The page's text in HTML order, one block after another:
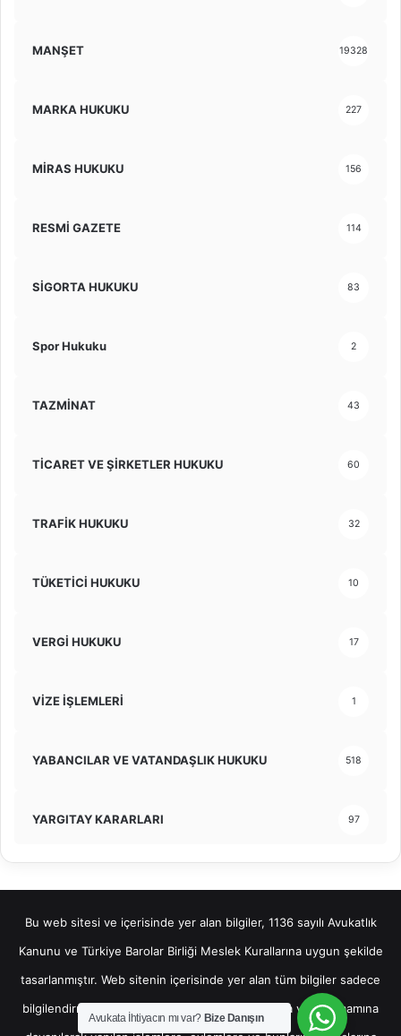
MANŞET 19328
MARKA HUKUKU 227
MİRAS HUKUKU 156
RESMİ GAZETE 114
SİGORTA HUKUKU 83
Spor Hukuku 2
TAZMİNAT 43
TİCARET VE ŞİRKETLER HUKUKU 60
TRAFİK HUKUKU 32
TÜKETİCİ HUKUKU 10
VERGİ HUKUKU 17
VİZE İŞLEMLERİ 1
YABANCILAR VE VATANDAŞLIK HUKUKU 518
YARGITAY KARARLARI 97
Bu web sitesi ve içerisinde yer alan bilgiler, 1136 sayılı Avukatlık
Kanunu ve Türkiye Barolar Birliği Meslek Kurallarına uygun şekilde
tasarlanmıştır. Web sitenin içerisinde yer alan tüm bilgiler sadece
bilgilendirme amaçlı olup, bu bilgilerin bir kısmına veya tamamına
Avukata İhtiyacın mı var? Bize Danışın